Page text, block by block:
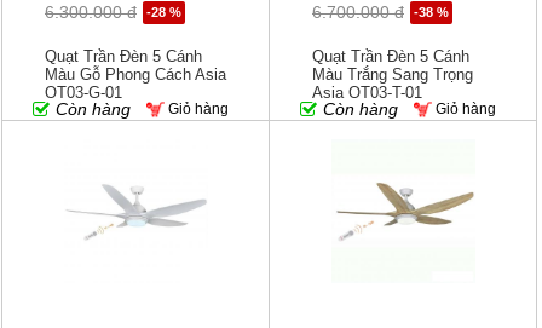
6.300.000 đ -28 %
Quạt Trần Đèn 5 Cánh
Màu Gỗ Phong Cách Asia
QT03-G-01
Còn hàng Giỏ hàng
6.700.000 đ -38 %
Quạt Trần Đèn 5 Cánh
Màu Trắng Sang Trọng
Asia QT03-T-01
Còn hàng Giỏ hàng